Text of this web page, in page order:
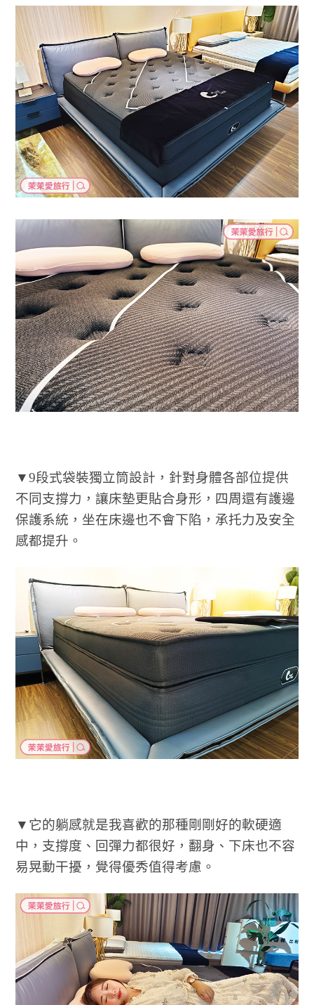
▼9段式袋裝獨立筒設計，針對身體各部位提供
不同支撐力，讓床墊更貼合身形，四周還有護邊
保護系統，坐在床邊也不會下陷，承托力及安全
感都提升。
▼它的躺感就是我喜歡的那種剛剛好的軟硬適
中，支撐度、回彈力都很好，翻身、下床也不容
易晃動干擾，覺得優秀值得考慮。